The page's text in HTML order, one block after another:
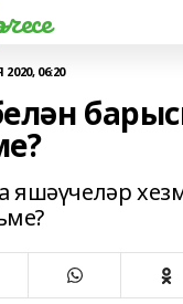
06:20
яшәүчеләр